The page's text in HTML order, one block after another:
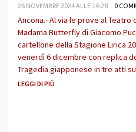
26 NOVEMBRE 2024 ALLE 14:28 0
Ancona.- Al via le prove al Teatro
Madama Butterfly di Giacomo
cartellone della Stagione Lirica
venerdì 6 dicembre con replica
Tragedia giapponese in tre atti
LEGGI DI PIÙ